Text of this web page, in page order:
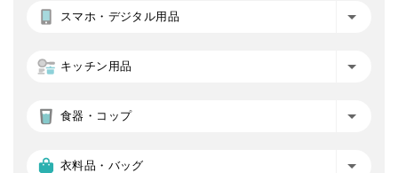
スマホ・デジタル用品
キッチン用品
食器・コップ
衣料品・バッグ